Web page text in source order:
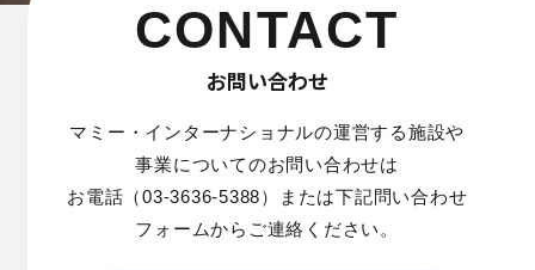
CONTACT
お問い合わせ
マミー・インターナショナルの運営する施設や
事業についてのお問い合わせは
お電話（03-3636-5388）または下記問い合わせ
フォームからご連絡ください。